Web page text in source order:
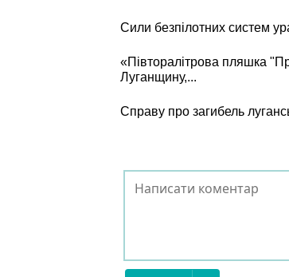
Сили безпілотних систем
«Півторалітрова пляшка
Луганщину,...
Справу про загибель